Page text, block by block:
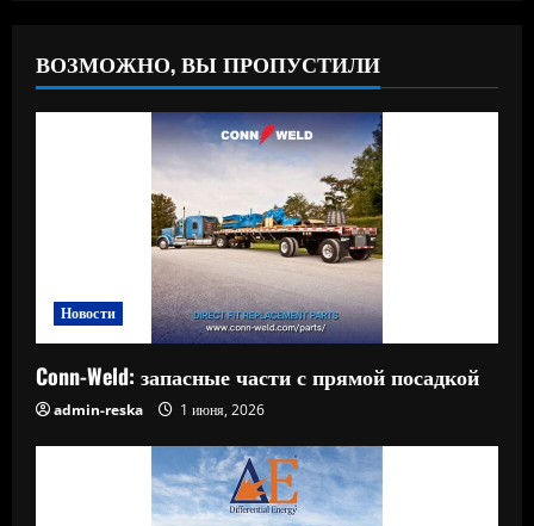
ВОЗМОЖНО, ВЫ ПРОПУСТИЛИ
Новости
Conn-Weld: запасные части с прямой посадкой
admin-reska 1 июня, 2026